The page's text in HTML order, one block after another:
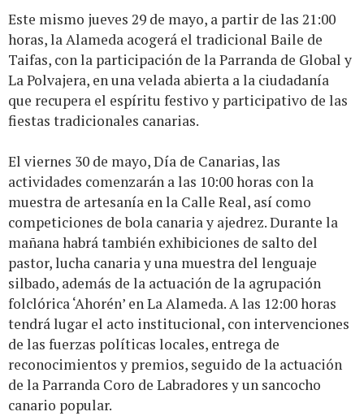
Este mismo jueves 29 de mayo, a partir de las 21:00
horas, la Alameda acogerá el tradicional Baile de
Taifas, con la participación de la Parranda de Global y
La Polvajera, en una velada abierta a la ciudadanía
que recupera el espíritu festivo y participativo de las
fiestas tradicionales canarias.
El viernes 30 de mayo, Día de Canarias, las
actividades comenzarán a las 10:00 horas con la
muestra de artesanía en la Calle Real, así como
competiciones de bola canaria y ajedrez. Durante la
mañana habrá también exhibiciones de salto del
pastor, lucha canaria y una muestra del lenguaje
silbado, además de la actuación de la agrupación
folclórica ‘Ahorén’ en La Alameda. A las 12:00 horas
tendrá lugar el acto institucional, con intervenciones
de las fuerzas políticas locales, entrega de
reconocimientos y premios, seguido de la actuación
de la Parranda Coro de Labradores y un sancocho
canario popular.